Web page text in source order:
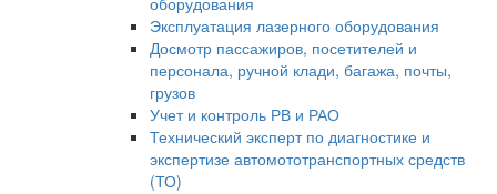
Эксплуатация лазерного оборудования
Досмотр пассажиров, посетителей и
персонала, ручной клади, багажа, почты,
грузов
Учет и контроль РВ и РАО
Технический эксперт по диагностике и
экспертизе автомототранспортных средств
(ТО)